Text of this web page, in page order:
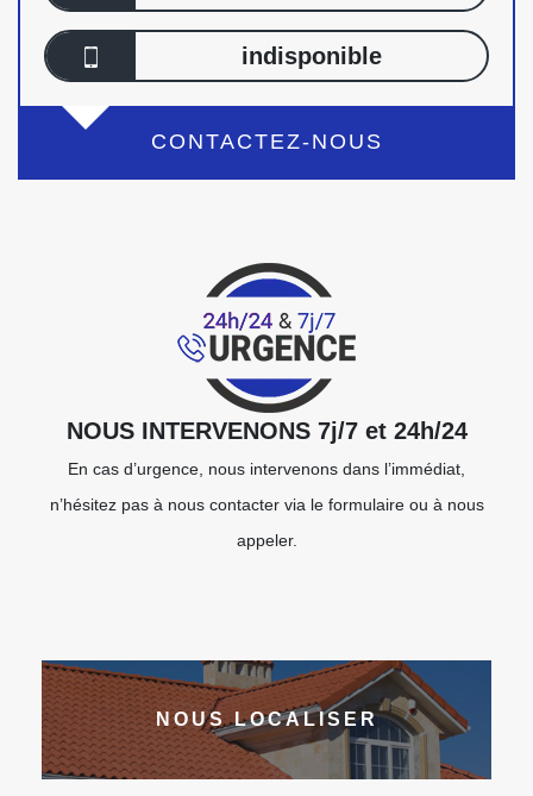
indisponible
CONTACTEZ-NOUS
NOUS INTERVENONS 7j/7 et 24h/24
En cas d’urgence, nous intervenons dans l’immédiat,
n’hésitez pas à nous contacter via le formulaire ou à nous
appeler.
NOUS LOCALISER